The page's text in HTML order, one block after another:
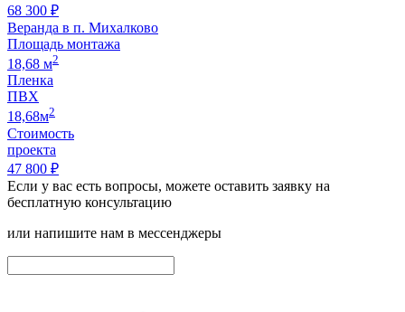
68 300 ₽
Веранда в п. Михалково
Площадь монтажа
18,68 м2
Пленка
ПВХ
18,68м2
Стоимость
проекта
47 800 ₽
Если у вас есть вопросы, можете оставить заявку на
бесплатную консультацию
или напишите нам в мессенджеры